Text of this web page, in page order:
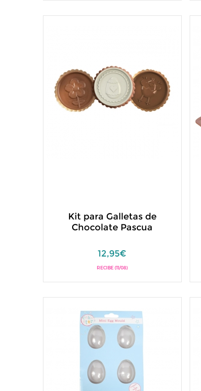
Kit para Galletas de
Chocolate Pascua
12,95€
RECIBE (11/08)